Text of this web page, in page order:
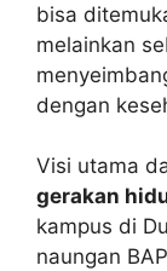
bisa
melainkan
dengan
Visi utama
gerakan
kampus di
naungan